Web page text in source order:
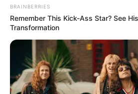
BRAINBERRIES
Remember This Kick-Ass Star? See
Transformation